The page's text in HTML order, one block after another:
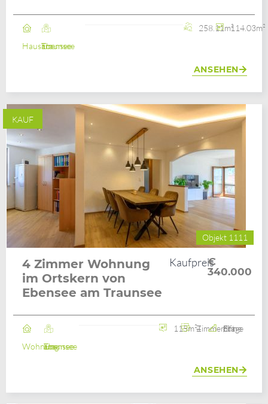
HausEbensee am Traunsee
258.11m²114.03m²
ANSEHEN
KAUF
Objekt 1111
4 Zimmer Wohnung
im Ortskern von
Ebensee am Traunsee
Kaufpreis
€
340.000
WohnungEbensee am Traunsee
115m²4 Zimmer2. Etage / ohne Lift
ANSEHEN